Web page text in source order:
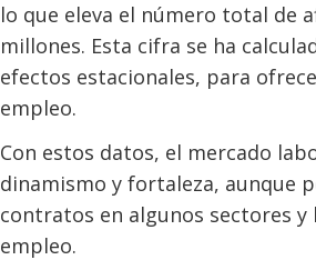
lo que eleva el número total de
millones. Esta cifra se ha
efectos estacionales, para
empleo.
Con estos datos, el mercado
dinamismo y fortaleza, aunque
contratos en algunos sectores
empleo.